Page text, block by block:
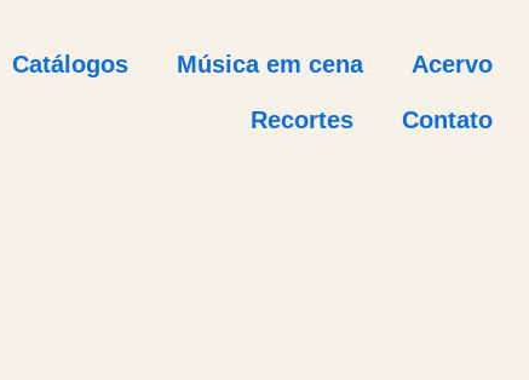
Catálogos Música em cena Acervo
Recortes Contato